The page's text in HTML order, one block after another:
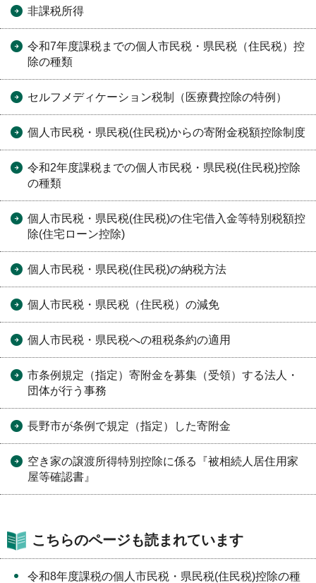
非課税所得
令和7年度課税までの個人市民税・県民税（住民税）控
除の種類
セルフメディケーション税制（医療費控除の特例）
個人市民税・県民税(住民税)からの寄附金税額控除制度
令和2年度課税までの個人市民税・県民税(住民税)控除
の種類
個人市民税・県民税(住民税)の住宅借入金等特別税額控
除(住宅ローン控除)
個人市民税・県民税(住民税)の納税方法
個人市民税・県民税（住民税）の減免
個人市民税・県民税への租税条約の適用
市条例規定（指定）寄附金を募集（受領）する法人・
団体が行う事務
長野市が条例で規定（指定）した寄附金
空き家の譲渡所得特別控除に係る『被相続人居住用家
屋等確認書』
こちらのページも読まれています
令和8年度課税の個人市民税・県民税(住民税)控除の種